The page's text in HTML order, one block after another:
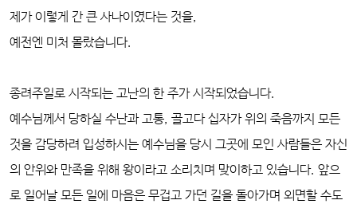
제가 이렇게 간 큰 사나이였다는 것을,
예전엔 미처 몰랐습니다.
종려주일로 시작되는 고난의 한 주가 시작되었습니다.
예수님께서 당하실 수난과 고통, 골고다 십자가 위의 죽음까지 모든
것을 감당하려 입성하시는 예수님을 당시 그곳에 모인 사람들은 자신
의 안위와 만족을 위해 왕이라고 소리치며 맞이하고 있습니다. 앞으
로 일어날 모든 일에 마음은 무겁고 가던 길을 돌아가며 외면할 수도